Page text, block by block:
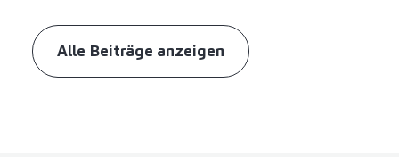
Alle Beiträge anzeigen